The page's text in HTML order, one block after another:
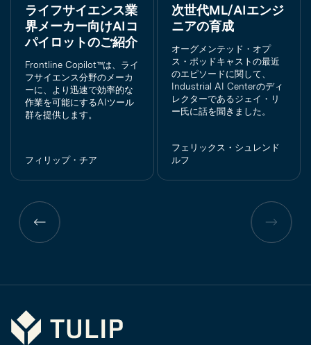
ライフサイエンス業
界メーカー向けAIコ
パイロットのご紹介
Frontline Copilot™は、ライ
フサイエンス分野のメーカ
ーに、より迅速で効率的な
作業を可能にするAIツール
群を提供します。
フィリップ・チア
次世代ML/AIエンジ
ニアの育成
オーグメンテッド・オプ
ス・ポッドキャストの最近
のエピソードに関して、
Industrial AI Centerのディ
レクターであるジェイ・リ
ー氏に話を聞きました。
フェリックス・シュレンド
ルフ
の
前
の
Tulip